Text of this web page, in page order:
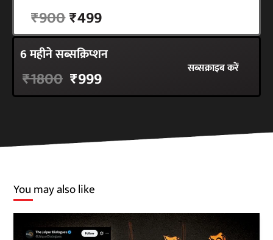
₹900₹499
6 महीने सब्सक्रिप्शन
₹1800 ₹999 सब्सक्राइब करें
You may also like